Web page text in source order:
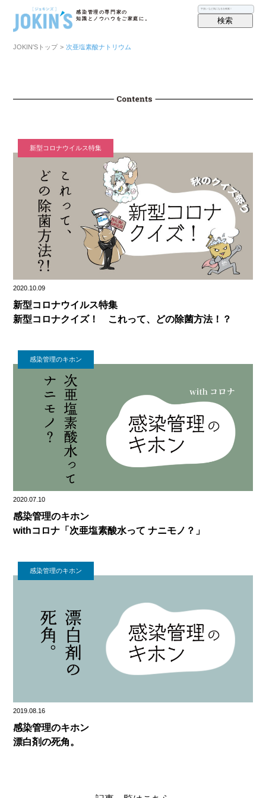
感染管理の専門家の
知識とノウハウをご家庭に。
検索
JOKIN′Sトップ > 次亜塩素酸ナトリウム
新型コロナウイルス特集
2020.10.09
新型コロナウイルス特集
新型コロナクイズ！ これって、どの除菌方法！？
感染管理のキホン
2020.07.10
感染管理のキホン
withコロナ「次亜塩素酸水って ナニモノ？」
感染管理のキホン
2019.08.16
感染管理のキホン
漂白剤の死角。